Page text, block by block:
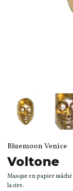
Bluemoon Venice
Voltone
Masque en papier
la cire.